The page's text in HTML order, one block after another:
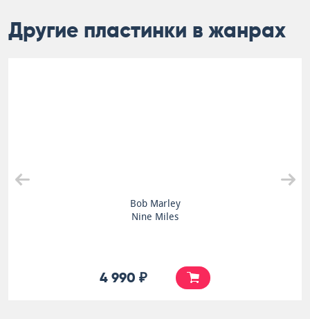
Другие пластинки в жанрах
Bob Marley
Nine Miles
4 990 ₽